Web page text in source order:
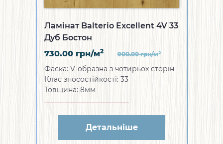
Ламінат Balterio Excellent 4V 33
Дуб Бостон
730.00 грн/м2 900.00грн/м2
Фаска: V-образна з чотирьох сторін
Клас зносостійкості: 33
Товщина: 8мм
Детальніше